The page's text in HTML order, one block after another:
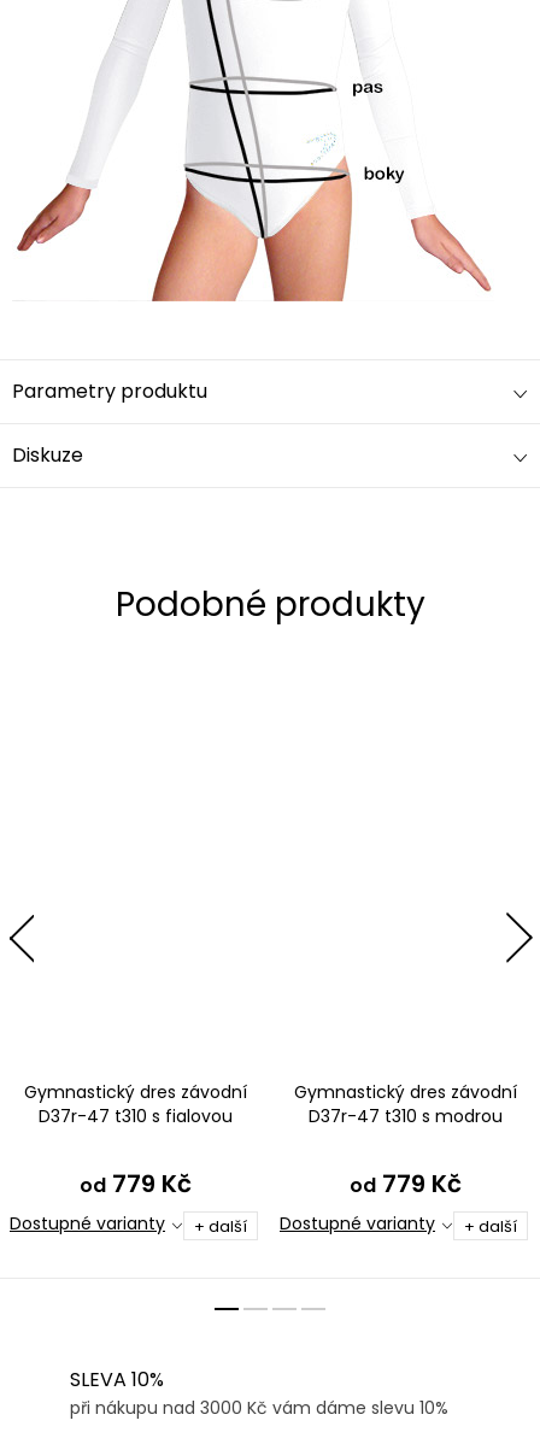
Parametry produktu
Diskuze
Gymnastický dres závodní
D37r-47 t310 s fialovou
od779 Kč
Dostupné varianty + další
Gymnastický dres závodní
D37r-47 t310 s modrou
od779 Kč
Dostupné varianty + další
SLEVA 10%
při nákupu nad 3000 Kč vám dáme slevu 10%